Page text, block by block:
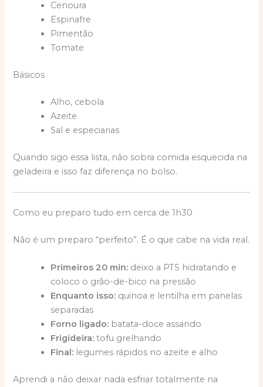
Cenoura
Espinafre
Pimentão
Tomate
Básicos
Alho, cebola
Azeite
Sal e especiarias
Quando sigo essa lista, não sobra comida esquecida na
geladeira e isso faz diferença no bolso.
Como eu preparo tudo em cerca de 1h30
Não é um preparo “perfeito”. É o que cabe na vida real.
Primeiros 20 min: deixo a PTS hidratando e
coloco o grão-de-bico na pressão
Enquanto isso: quinoa e lentilha em panelas
separadas
Forno ligado: batata-doce assando
Frigideira: tofu grelhando
Final: legumes rápidos no azeite e alho
Aprendi a não deixar nada esfriar totalmente na